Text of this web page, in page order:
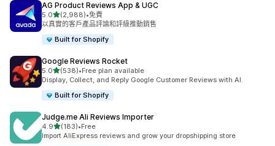
AG Product Reviews App & UGC
5.0滿分 5 顆星
(2,988)
共有 2988 則評價
•免費
以真實的客戶產品評論和評級推動銷售
Built for Shopify
Google Reviews Rocket
5.0滿分 5 顆星
(538)
共有 538 則評價
•Free plan available
Display, Collect, and Reply Google Customer Reviews with AI.
Built for Shopify
Judge.me Ali Reviews Importer
4.9滿分 5 顆星
(183)
共有 183 則評價
•Free
Import AliExpress reviews and grow your dropshipping store